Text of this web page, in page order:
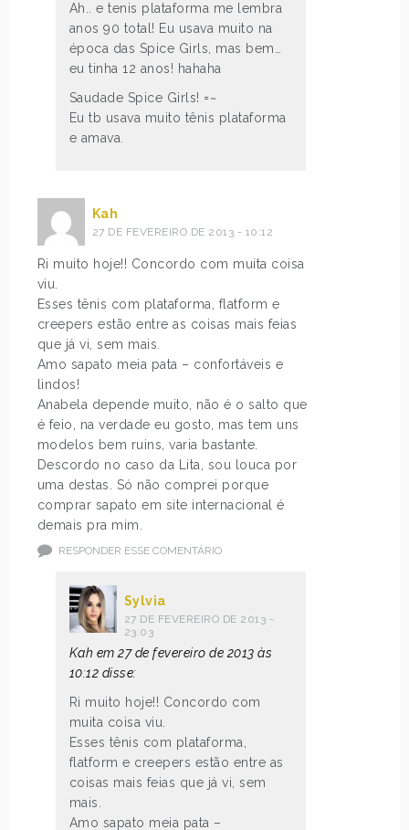
Ah.. e tenis plataforma me lembra
anos 90 total! Eu usava muito na
época das Spice Girls, mas bem…
eu tinha 12 anos! hahaha
Saudade Spice Girls! =~
Eu tb usava muito tênis plataforma
e amava.
Kah
27 DE FEVEREIRO DE 2013 - 10:12
Ri muito hoje!! Concordo com muita coisa
viu.
Esses tênis com plataforma, flatform e
creepers estão entre as coisas mais feias
que já vi, sem mais.
Amo sapato meia pata – confortáveis e
lindos!
Anabela depende muito, não é o salto que
é feio, na verdade eu gosto, mas tem uns
modelos bem ruins, varia bastante.
Descordo no caso da Lita, sou louca por
uma destas. Só não comprei porque
comprar sapato em site internacional é
demais pra mim.
RESPONDER ESSE COMENTÁRIO
Sylvia
27 DE FEVEREIRO DE 2013 -
23:03
Kah em 27 de fevereiro de 2013 às
10:12 disse:
Ri muito hoje!! Concordo com
muita coisa viu.
Esses tênis com plataforma,
flatform e creepers estão entre as
coisas mais feias que já vi, sem
mais.
Amo sapato meia pata –